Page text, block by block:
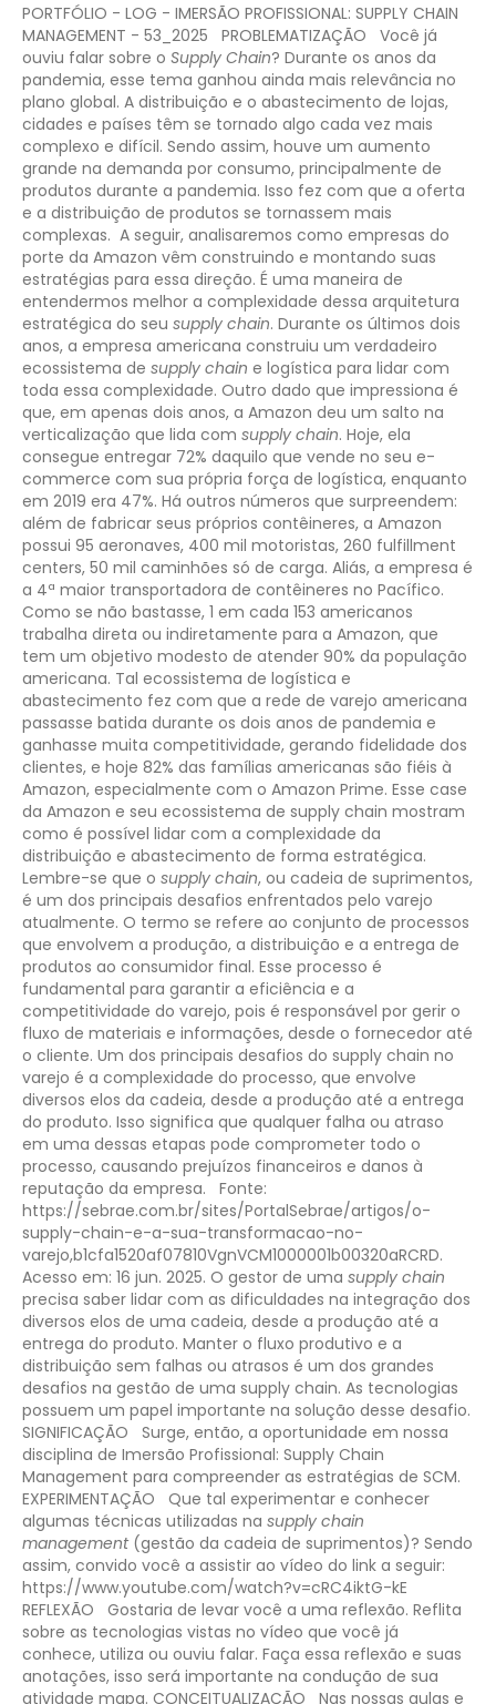
PORTFÓLIO - LOG - IMERSÃO PROFISSIONAL: SUPPLY CHAIN
MANAGEMENT - 53_2025
PROBLEMATIZAÇÃO
Você já
ouviu falar sobre o Supply Chain? Durante os anos da
pandemia, esse tema ganhou ainda mais relevância no
plano global. A distribuição e o abastecimento de lojas,
cidades e países têm se tornado algo cada vez mais
complexo e difícil. Sendo assim, houve um aumento
grande na demanda por consumo, principalmente de
produtos durante a pandemia. Isso fez com que a oferta
e a distribuição de produtos se tornassem mais
complexas. A seguir, analisaremos como empresas do
porte da Amazon vêm construindo e montando suas
estratégias para essa direção. É uma maneira de
entendermos melhor a complexidade dessa arquitetura
estratégica do seu supply chain. Durante os últimos dois
anos, a empresa americana construiu um verdadeiro
ecossistema de supply chain e logística para lidar com
toda essa complexidade. Outro dado que impressiona é
que, em apenas dois anos, a Amazon deu um salto na
verticalização que lida com supply chain. Hoje, ela
consegue entregar 72% daquilo que vende no seu e-
commerce com sua própria força de logística, enquanto
em 2019 era 47%. Há outros números que surpreendem:
além de fabricar seus próprios contêineres, a Amazon
possui 95 aeronaves, 400 mil motoristas, 260 fulfillment
centers, 50 mil caminhões só de carga. Aliás, a empresa é
a 4ª maior transportadora de contêineres no Pacífico.
Como se não bastasse, 1 em cada 153 americanos
trabalha direta ou indiretamente para a Amazon, que
tem um objetivo modesto de atender 90% da população
americana. Tal ecossistema de logística e
abastecimento fez com que a rede de varejo americana
passasse batida durante os dois anos de pandemia e
ganhasse muita competitividade, gerando fidelidade dos
clientes, e hoje 82% das famílias americanas são fiéis à
Amazon, especialmente com o Amazon Prime. Esse case
da Amazon e seu ecossistema de supply chain mostram
como é possível lidar com a complexidade da
distribuição e abastecimento de forma estratégica.
Lembre-se que o supply chain, ou cadeia de suprimentos,
é um dos principais desafios enfrentados pelo varejo
atualmente. O termo se refere ao conjunto de processos
que envolvem a produção, a distribuição e a entrega de
produtos ao consumidor final. Esse processo é
fundamental para garantir a eficiência e a
competitividade do varejo, pois é responsável por gerir o
fluxo de materiais e informações, desde o fornecedor até
o cliente. Um dos principais desafios do supply chain no
varejo é a complexidade do processo, que envolve
diversos elos da cadeia, desde a produção até a entrega
do produto. Isso significa que qualquer falha ou atraso
em uma dessas etapas pode comprometer todo o
processo, causando prejuízos financeiros e danos à
reputação da empresa.
Fonte:
https://sebrae.com.br/sites/PortalSebrae/artigos/o-
supply-chain-e-a-sua-transformacao-no-
varejo,b1cfa1520af07810VgnVCM1000001b00320aRCRD.
Acesso em: 16 jun. 2025. O gestor de uma supply chain
precisa saber lidar com as dificuldades na integração dos
diversos elos de uma cadeia, desde a produção até a
entrega do produto. Manter o fluxo produtivo e a
distribuição sem falhas ou atrasos é um dos grandes
desafios na gestão de uma supply chain. As tecnologias
possuem um papel importante na solução desse desafio.
SIGNIFICAÇÃO
Surge, então, a oportunidade em nossa
disciplina de Imersão Profissional: Supply Chain
Management para compreender as estratégias de SCM.
EXPERIMENTAÇÃO
Que tal experimentar e conhecer
algumas técnicas utilizadas na supply chain
management (gestão da cadeia de suprimentos)? Sendo
assim, convido você a assistir ao vídeo do link a seguir:
https://www.youtube.com/watch?v=cRC4iktG-kE
REFLEXÃO
Gostaria de levar você a uma reflexão. Reflita
sobre as tecnologias vistas no vídeo que você já
conhece, utiliza ou ouviu falar. Faça essa reflexão e suas
anotações, isso será importante na condução de sua
atividade mapa. CONCEITUALIZAÇÃO Nas nossas aulas e